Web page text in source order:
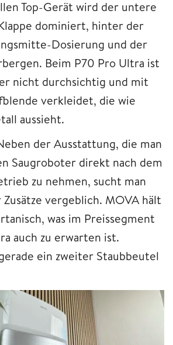
Top-Gerät wird der untere
dominiert, hinter der
Dosierung und der
Beim P70 Pro Ultra ist
nicht durchsichtig und mit
verkleidet, die wie
aussieht.
der Ausstattung, die man
Saugroboter direkt nach dem
zu nehmen, sucht man
vergeblich. MOVA hält
was im Preissegment
auch zu erwarten ist.
ein zweiter Staubbeutel